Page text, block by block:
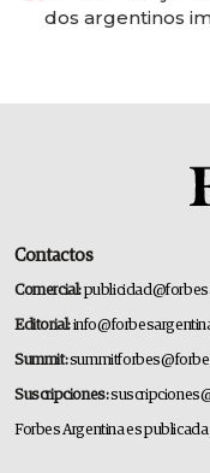
dos argentinos
Contactos
Comercial:
Editorial:
Summit:
Suscripciones:
Forbes Argentina es